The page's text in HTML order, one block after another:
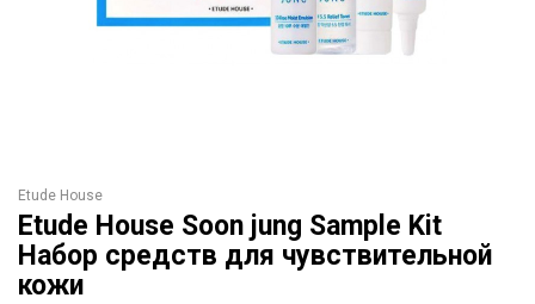
Etude House
Etude House Soon jung Sample Kit
Набор средств для чувствительной
кожи